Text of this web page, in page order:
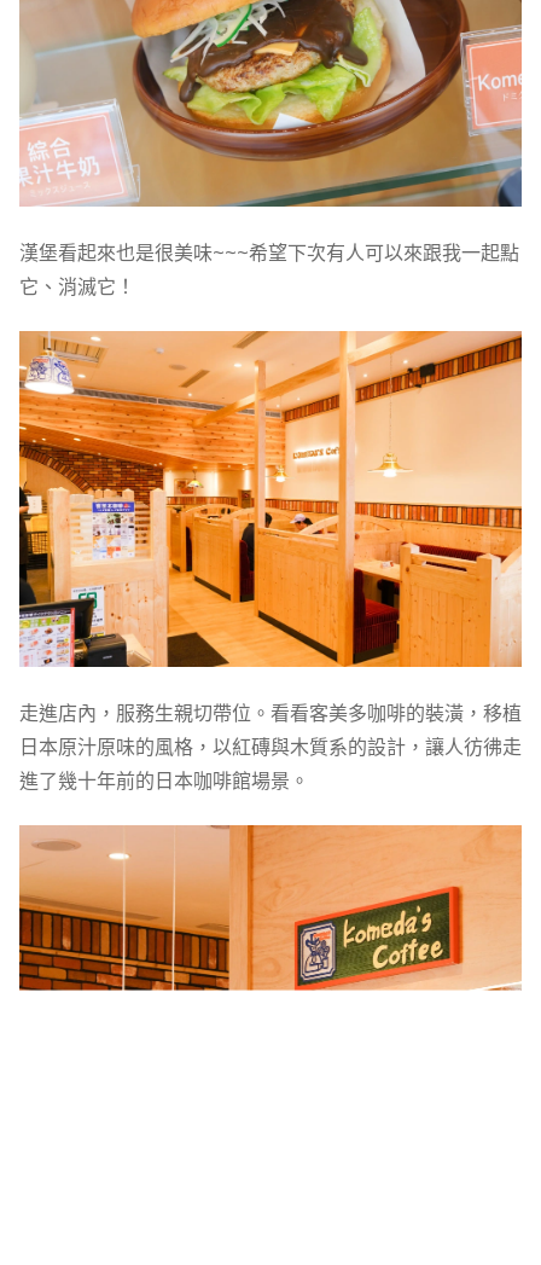
漢堡看起來也是很美味~~~希望下次有人可以來跟我一起點
它、消滅它！
走進店內，服務生親切帶位。看看客美多咖啡的裝潢，移植
日本原汁原味的風格，以紅磚與木質系的設計，讓人彷彿走
進了幾十年前的日本咖啡館場景。